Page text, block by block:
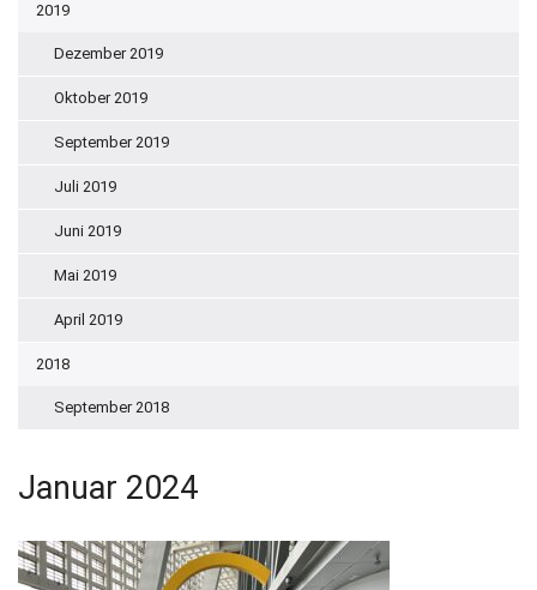
2019
Dezember 2019
Oktober 2019
September 2019
Juli 2019
Juni 2019
Mai 2019
April 2019
2018
September 2018
Januar 2024